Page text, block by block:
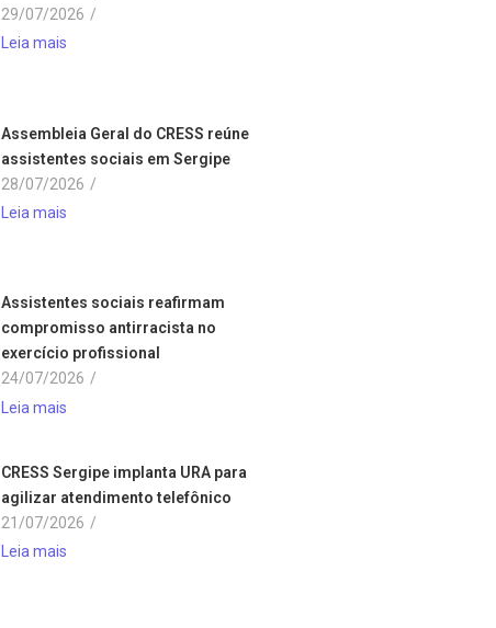
29/07/2026 /
Leia mais
Assembleia Geral do CRESS reúne
assistentes sociais em Sergipe
28/07/2026 /
Leia mais
Assistentes sociais reafirmam
compromisso antirracista no
exercício profissional
24/07/2026 /
Leia mais
CRESS Sergipe implanta URA para
agilizar atendimento telefônico
21/07/2026 /
Leia mais